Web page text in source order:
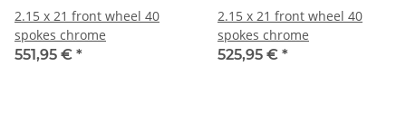
2.15 x 21 front wheel 40
spokes chrome
551,95 € *
2.15 x 21 front wheel 40
spokes chrome
525,95 € *